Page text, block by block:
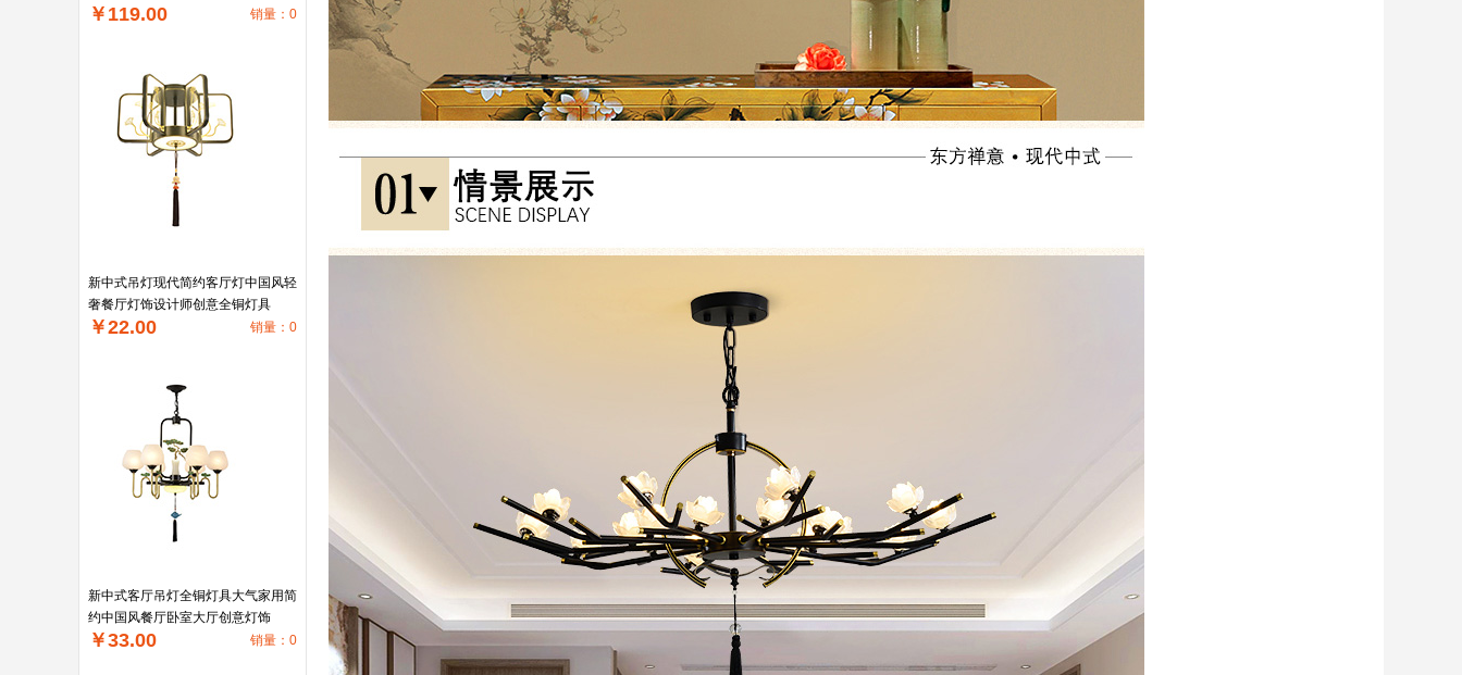
￥119.00 销量：0
新中式吊灯现代简约客厅灯中国风轻
奢餐厅灯饰设计师创意全铜灯具
￥22.00 销量：0
新中式客厅吊灯全铜灯具大气家用简
约中国风餐厅卧室大厅创意灯饰
￥33.00 销量：0